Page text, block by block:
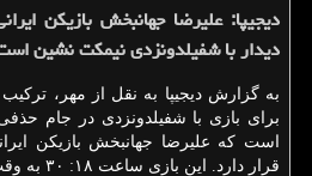
دیجیپا: علیرضا جهانبخش بازیكن
دیدار با شفیلدونزدی نیمكت نشین
به گزارش دیجیپا به نقل از مهر، تركیب
برای بازی با شفیلدونزدی در جام
است كه علیرضا جهانبخش بازیكن
قرار دارد. این بازی ساعت ۱۸: ۳۰ به وقت تهران شروع می شود.